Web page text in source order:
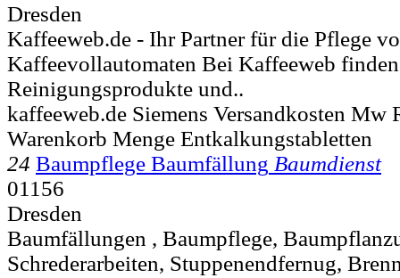
Dresden
Kaffeeweb.de - Ihr Partner für die Pflege
Kaffeevollautomaten Bei Kaffeeweb
Reinigungsprodukte und..
kaffeeweb.de Siemens Versandkosten
Warenkorb Menge Entkalkungstabletten
24 Baumpflege Baumfällung Baumdienst
01156
Dresden
Baumfällungen , Baumpflege,
Schrederarbeiten, Stuppenendfernug,